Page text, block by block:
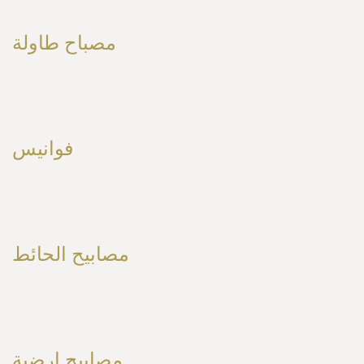
مصباح طاولة
فوانيس
مصابيح الحائط